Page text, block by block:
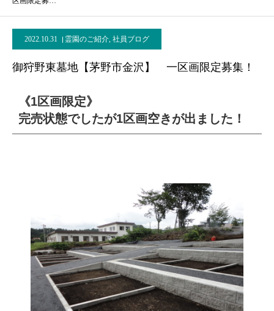
2022.10.31 霊園のご紹介, 社員ブログ
御狩野東墓地【茅野市金沢】 一区画限定募集！
《1区画限定》
完売状態でしたが1区画空きが出ました！